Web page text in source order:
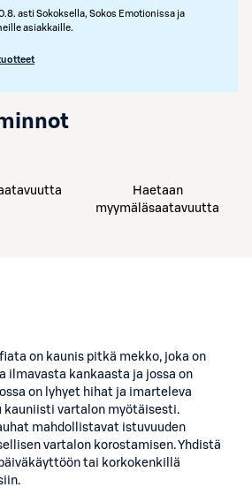
asti Sokoksella, Sokos Emotionissa ja
asiakkaille.
Haetaan
myymäläsaatavuutta
on kaunis pitkä mekko, joka on
ilmavasta kankaasta ja jossa on
on lyhyet hihat ja imarteleva
kauniisti vartalon myötäisesti.
mahdollistavat istuvuuden
vartalon korostamisen. Yhdistä
tai korkokenkillä